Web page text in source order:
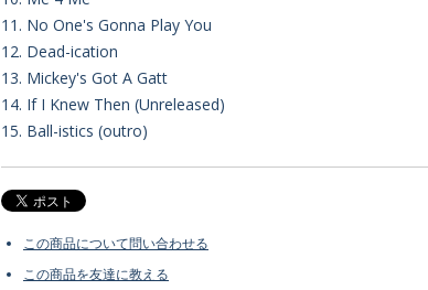
11. No One's Gonna Play You
12. Dead-ication
13. Mickey's Got A Gatt
14. If I Knew Then (Unreleased)
15. Ball-istics (outro)
この商品について問い合わせる
この商品を友達に教える